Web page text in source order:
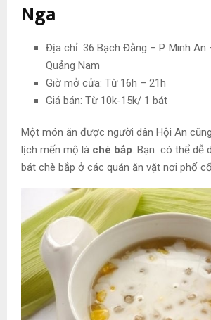
Nga
Địa chỉ: 36 Bạch Đằng – P. Minh An
Quảng Nam
Giờ mở cửa: Từ 16h – 21h
Giá bán: Từ 10k-15k/ 1 bát
Một món ăn được người dân Hội An
lịch mến mộ là chè bắp. Bạn có thể dễ
bát chè bắp ở các quán ăn vặt nơi phố